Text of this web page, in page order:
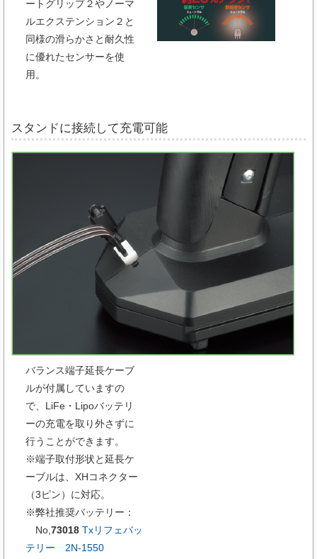
ートグリップ２やノーマ
ルエクステンション２と
同様の滑らかさと耐久性
に優れたセンサーを使
用。
スタンドに接続して充電可能
バランス端子延長ケーブ
ルが付属していますの
で、LiFe・Lipoバッテリ
ーの充電を取り外さずに
行うことができます。
※端子取付形状と延長ケ
ーブルは、XHコネクター
（3ピン）に対応。
※弊社推奨バッテリー：
No,73018 Txリフェバッ
テリー 2N-1550